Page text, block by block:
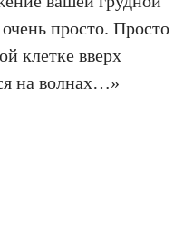
просто. Просто
клетке вверх
на волнах…»